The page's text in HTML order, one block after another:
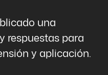
una
respuestas para
y aplicación.